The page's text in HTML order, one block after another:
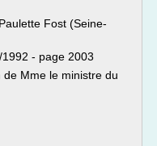
Fost (Seine-
- page 2003
Mme le ministre du